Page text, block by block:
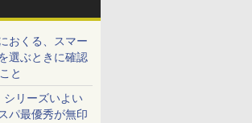
おくる、スマー
選ぶときに確認
と
シリーズいよい
パ最優秀が無印